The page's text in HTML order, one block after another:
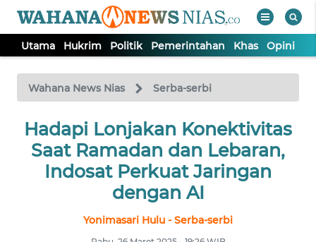
Utama Hukrim Politik Pemerintahan Khas Opini
Wahana News Nias Serba-serbi
Hadapi Lonjakan Konektivitas
Saat Ramadan dan Lebaran,
Indosat Perkuat Jaringan
dengan AI
Yonimasari Hulu - Serba-serbi
TV
Tutup
UTAMA
HUKRIM